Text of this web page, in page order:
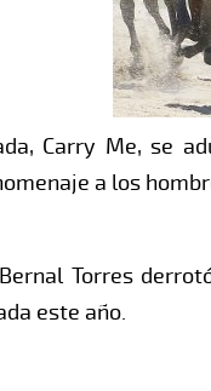
Carry Me, se
a los
Torres
este año.